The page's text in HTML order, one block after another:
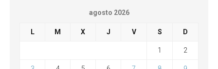
agosto 2026
L M X J V S D
1 2